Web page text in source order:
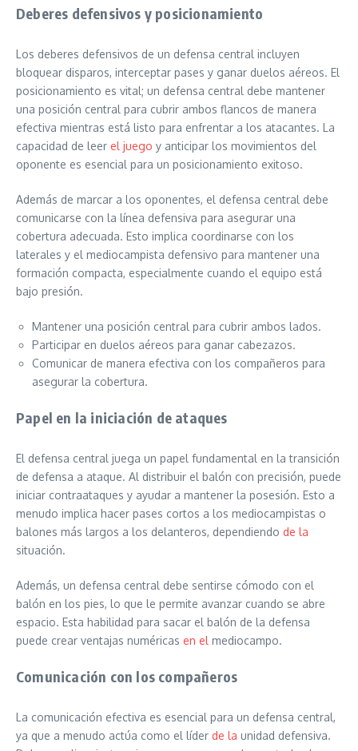
Deberes defensivos y posicionamiento
Los deberes defensivos de un defensa central incluyen
bloquear disparos, interceptar pases y ganar duelos aéreos. El
posicionamiento es vital; un defensa central debe mantener
una posición central para cubrir ambos flancos de manera
efectiva mientras está listo para enfrentar a los atacantes. La
capacidad de leer el juego y anticipar los movimientos del
oponente es esencial para un posicionamiento exitoso.
Además de marcar a los oponentes, el defensa central debe
comunicarse con la línea defensiva para asegurar una
cobertura adecuada. Esto implica coordinarse con los
laterales y el mediocampista defensivo para mantener una
formación compacta, especialmente cuando el equipo está
bajo presión.
Mantener una posición central para cubrir ambos lados.
Participar en duelos aéreos para ganar cabezazos.
Comunicar de manera efectiva con los compañeros para
asegurar la cobertura.
Papel en la iniciación de ataques
El defensa central juega un papel fundamental en la transición
de defensa a ataque. Al distribuir el balón con precisión, puede
iniciar contraataques y ayudar a mantener la posesión. Esto a
menudo implica hacer pases cortos a los mediocampistas o
balones más largos a los delanteros, dependiendo de la
situación.
Además, un defensa central debe sentirse cómodo con el
balón en los pies, lo que le permite avanzar cuando se abre
espacio. Esta habilidad para sacar el balón de la defensa
puede crear ventajas numéricas en el mediocampo.
Comunicación con los compañeros
La comunicación efectiva es esencial para un defensa central,
ya que a menudo actúa como el líder de la unidad defensiva.